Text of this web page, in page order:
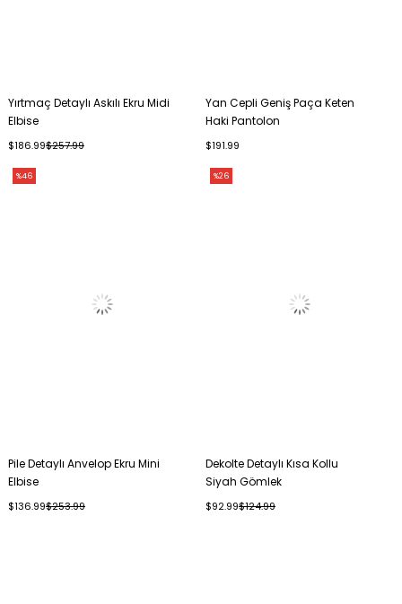
Yırtmaç Detaylı Askılı Ekru Midi
Elbise
$186.99$257.99
Yan Cepli Geniş Paça Keten
Haki Pantolon
$191.99
Pile Detaylı Anvelop Ekru Mini
Elbise
$136.99$253.99
%46
Dekolte Detaylı Kısa Kollu
Siyah Gömlek
$92.99$124.99
%26